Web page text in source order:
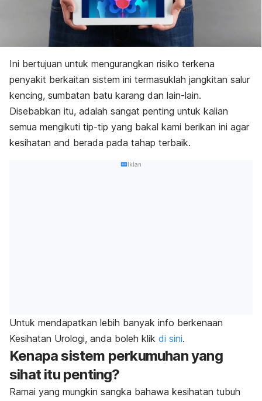
Ini bertujuan untuk mengurangkan risiko terkena
penyakit berkaitan sistem ini termasuklah jangkitan salur
kencing, sumbatan batu karang dan lain-lain.
Disebabkan itu, adalah sangat penting untuk kalian
semua mengikuti tip-tip yang bakal kami berikan ini agar
kesihatan and berada pada tahap terbaik.
Iklan
Untuk mendapatkan lebih banyak info berkenaan
Kesihatan Urologi, anda boleh klik di sini.
Kenapa sistem perkumuhan yang
sihat itu penting?
Ramai yang mungkin sangka bahawa kesihatan tubuh